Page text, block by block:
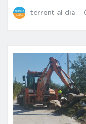
torrent al dia